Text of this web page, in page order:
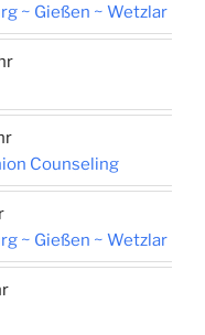
~ Gießen ~ Wetzlar
Counseling
~ Gießen ~ Wetzlar